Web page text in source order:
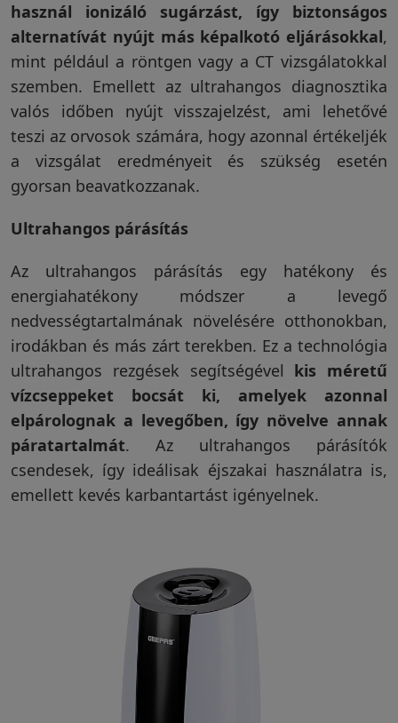
használ ionizáló sugárzást, így biztonságos
alternatívát nyújt más képalkotó eljárásokkal,
mint például a röntgen vagy a CT vizsgálatokkal
szemben. Emellett az ultrahangos diagnosztika
valós időben nyújt visszajelzést, ami lehetővé
teszi az orvosok számára, hogy azonnal értékeljék
a vizsgálat eredményeit és szükség esetén
gyorsan beavatkozzanak.
Ultrahangos párásítás
Az ultrahangos párásítás egy hatékony és
energiahatékony módszer a levegő
nedvességtartalmának növelésére otthonokban,
irodákban és más zárt terekben. Ez a technológia
ultrahangos rezgések segítségével kis méretű
vízcseppeket bocsát ki, amelyek azonnal
elpárolognak a levegőben, így növelve annak
páratartalmát. Az ultrahangos párásítók
csendesek, így ideálisak éjszakai használatra is,
emellett kevés karbantartást igényelnek.